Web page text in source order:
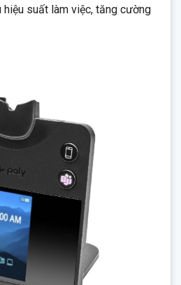
hiệu suất làm việc, tăng cường